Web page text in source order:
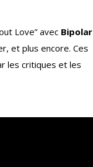
Love” avec Bipolar
et plus encore. Ces
les critiques et les